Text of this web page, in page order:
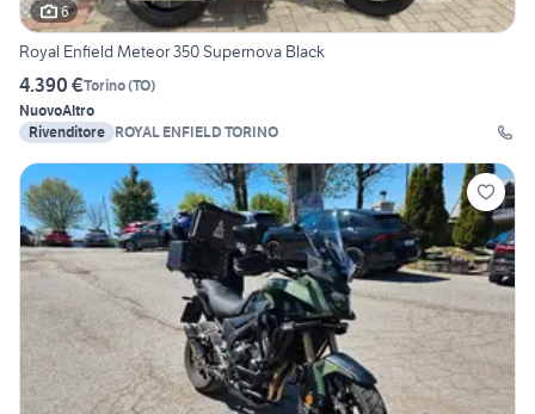
6
Royal Enfield Meteor 350 Supernova Black
4.390 €Torino(TO)
NuovoAltro
Rivenditore ROYAL ENFIELD TORINO